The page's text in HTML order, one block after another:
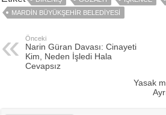
MARDIN BÜYÜKŞEHIR BELEDIYESI
Önceki
Narin Güran Davası: Cinayeti
Kim, Neden İşledi Hala
Cevapsız
Yasak